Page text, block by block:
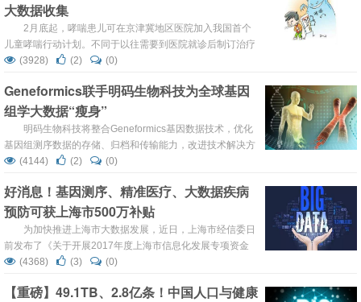
Principal Investigat...
大数据收集
2月底起，哮喘患儿可在京津冀地区医院加入我国首个
儿童哮喘行动计划。不同于以往需要到医院就诊后制订治疗
方案，家长可通过手机实时记录患儿信息，系统会自动匹配
诊、住院次数。该计划首批试点在京津冀地区医院展开。 根
据国家呼吸系统疾病临床医学研究中心提供的数据，我国目
前约有哮喘患儿600多万，然而接近30%的儿童哮喘没有得
到及时诊断，近半数...
(3928) (2) (0)
Geneformics联手明码生物科技为全球基因
组学大数据“瘦身”
明码生物科技将整合Geneformics基因数据技术，优化
基因组测序数据的存储、归档和传输能力，改进技术解决方
案，惠及全球合作伙伴 美国加州森尼韦尔市，2017年2月
称“Geneformics”）宣布携手药明康德集团企业明码（上
海）生物科技有限公司（以下简称“明码生物科技”），正式
将Geneformics世界...
(4144) (2) (0)
好消息！基因测序、精准医疗、大数据疾病
预防可获上海市500万补贴
为加快推进上海市大数据发展，近日，上海市经信委日
前发布了《关于开展2017年度上海市信息化发展专项资金
（大数据发展）项目申报工作的通知》。 政策优惠 项目支
元。 推动信息化惠及民生以及信息化创新试点和示范应用项
(4368) (3) (0)
【重磅】49.1TB、2.8亿条！中国人口与健康